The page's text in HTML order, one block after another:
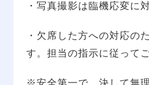
・写真撮影は臨機応変に
・欠席した方への対応の
す。担当の指示に従って
※安全第一で、決して無